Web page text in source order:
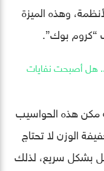
وهذه الميزة
“كروم بوك”.
هل أصبحت نفايات
مكن هذه الحواسيب
الوزن لا تحتاج
بشكل سريع، لذلك